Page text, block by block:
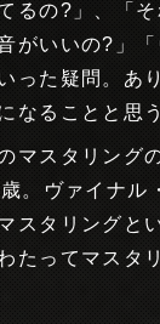
るの?」、「
がいいの?」
った疑問。あ
なることと思う
マスタリング
。ヴァイナル
スタリングと
たってマスタ